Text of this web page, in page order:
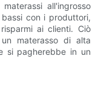
all'ingrosso
con i produttori,
ai clienti. Ciò
materasso di alta
si pagherebbe in un